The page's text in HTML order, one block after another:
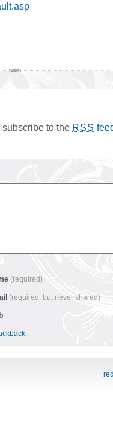
to the RSS
(required)
(required, but never shared)
.